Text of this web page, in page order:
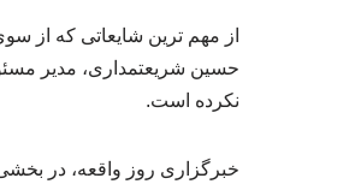
از مهم ترین شایعاتی که از
حسین شریعتمداری، مدیر
نکرده است.
خبرگزاری روز واقعه، در